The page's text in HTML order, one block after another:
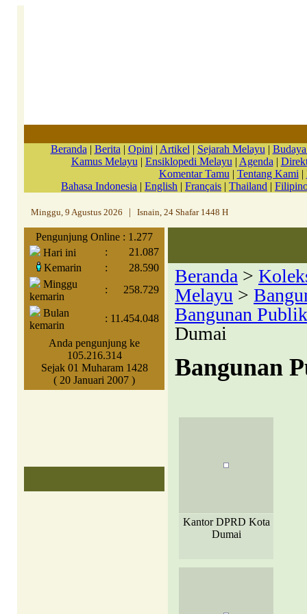
Beranda | Berita | Opini | Artikel | Sejarah Melayu |
Kamus Melayu | Ensiklopedi Melayu | Agenda |
Komentar Tamu | Tentang Kami |
Bahasa Indonesia | English | Français | Thailand |
Minggu, 9 Agustus 2026 Isnain, 24 Shafar 1448 H
Pengunjung Online : 1.277
Hari ini
:
21.087
Kemarin
:
28.590
Minggu
kemarin
:
258.729
Bulan
kemarin
: 11.454.048
Anda pengunjung ke
105.216.314
Sejak 01 Muharam 1428
( 20 Januari 2007 )
Beranda >
Melayu >
Bangunan
Dumai
Bangunan
Kantor DPRD Kota
Dumai